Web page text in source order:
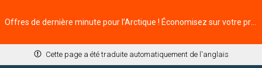
Cette page a été traduite automatiquement de l'anglais